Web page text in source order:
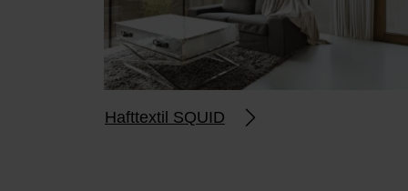
w
a
h
Hafttextil SQUID